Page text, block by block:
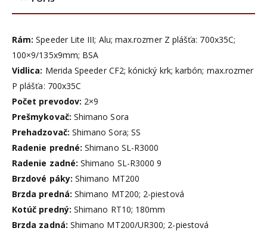
Rám:Speeder Lite III; Alu; max.rozmer Z plášťa: 700x35C;
100×9/135x9mm; BSA
Vidlica: Merida Speeder CF2; kónický krk; karbón; max.rozmer
P plášťa: 700x35C
Počet prevodov: 2×9
Prešmykovač: Shimano Sora
Prehadzovač: Shimano Sora; SS
Radenie predné:Shimano SL-R3000
Radenie zadné:Shimano SL-R3000 9
Brzdové páky: Shimano MT200
Brzda predná: Shimano MT200; 2-piestová
Kotúč predný: Shimano RT10; 180mm
Brzda zadná: Shimano MT200/UR300; 2-piestová